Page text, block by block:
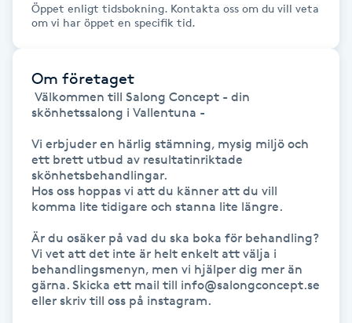
Klippning ungdom
Kosmetisk tatuering
Kostrådgivning
Kroppsinpackning
Kroppspeeling
Käkledsbehandling
Öppet enligt tidsbokning. Kontakta oss om du vill veta
om vi har öppet en specifik tid.
Om företaget
skönhetssalong i Vallentuna -
Vi erbjuder en härlig stämning, mysig miljö och
ett brett utbud av resultatinriktade
skönhetsbehandlingar.
Hos oss hoppas vi att du känner att du vill
komma lite tidigare och stanna lite längre.
Är du osäker på vad du ska boka för behandling?
Vi vet att det inte är helt enkelt att välja i
behandlingsmenyn, men vi hjälper dig mer än
gärna. Skicka ett mail till info@salongconcept.se
eller skriv till oss på instagram.